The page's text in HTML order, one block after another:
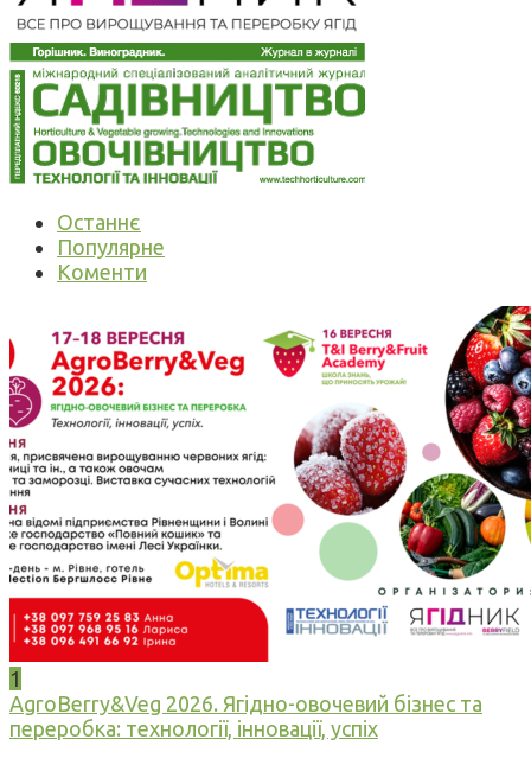
Останнє
Популярне
Коменти
1
AgroBerry&Veg 2026. Ягідно-овочевий бізнес та
переробка: технології, інновації, успіх